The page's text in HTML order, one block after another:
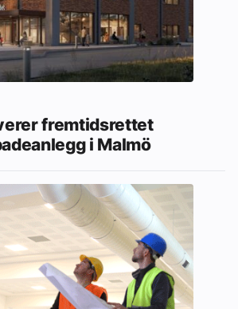
fremtidsrettet
i Malmö